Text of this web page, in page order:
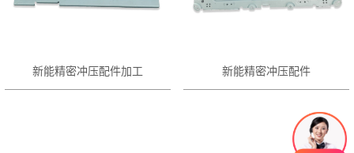
新能精密冲压配件加工 新能精密冲压配件